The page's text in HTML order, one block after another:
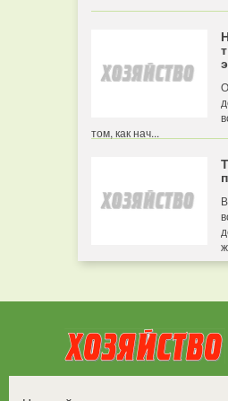
том, как нач...
Все права защищены.